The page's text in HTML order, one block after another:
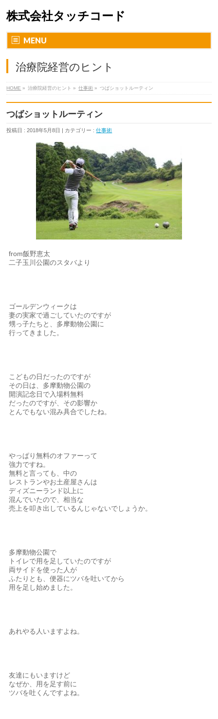
株式会社タッチコード
MENU
治療院経営のヒント
HOME » 治療院経営のヒント » 仕事術 » つばショットルーティン
つばショットルーティン
投稿日 : 2018年5月8日 | カテゴリー :仕事術
from飯野恵太
二子玉川公園のスタバより
ゴールデンウィークは
妻の実家で過ごしていたのですが
甥っ子たちと、多摩動物公園に
行ってきました。
こどもの日だったのですが
その日は、多摩動物公園の
開演記念日で入場料無料
だったのですが、その影響か
とんでもない混み具合でしたね。
やっぱり無料のオファーって
強力ですね。
無料と言っても、中の
レストランやお土産屋さんは
ディズニーランド以上に
混んでいたので、相当な
売上を叩き出しているんじゃないでしょうか。
多摩動物公園で
トイレで用を足していたのですが
両サイドを使った人が
ふたりとも、便器にツバを吐いてから
用を足し始めました。
あれやる人いますよね。
友達にもいますけど
なぜか、用を足す前に
ツバを吐くんですよね。